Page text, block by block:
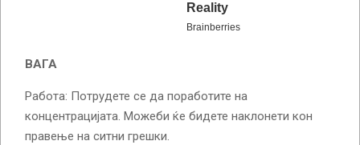
ВАГА
Работа: Потрудете се да поработите на
концентрацијата. Можеби ќе бидете наклонети кон
правење на ситни грешки.